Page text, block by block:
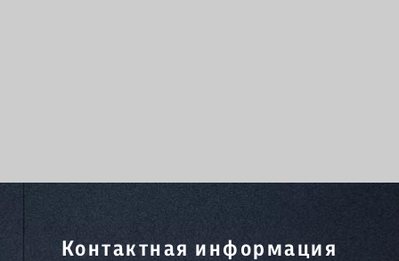
Контактная информация